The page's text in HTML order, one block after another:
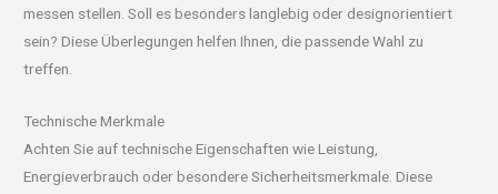
messen stellen. Soll es besonders langlebig oder designorientiert
sein? Diese Überlegungen helfen Ihnen, die passende Wahl zu
treffen.
Technische Merkmale
Achten Sie auf technische Eigenschaften wie Leistung,
Energieverbrauch oder besondere Sicherheitsmerkmale. Diese